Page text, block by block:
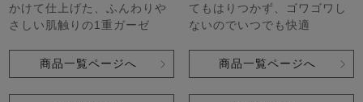
かけて仕上げた、ふんわりや
さしい肌触りの1重ガーゼ
商品一覧ページへ
てもはりつかず、ゴワゴワし
ないのでいつでも快適
商品一覧ページへ